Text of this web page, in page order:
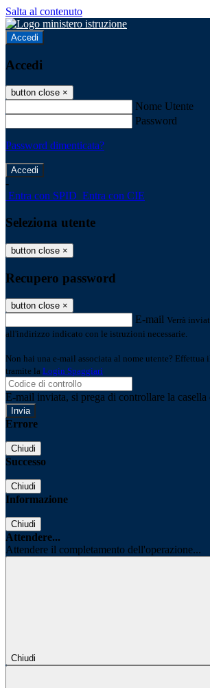
Salta al contenuto
Accedi
Accedi
button close ×
Nome Utente
Password
Password dimenticata?
-
Entra con SPID Entra con CIE
Seleziona utente
button close ×
Recupero password
button close ×
E-mail Verrà
all'indirizzo indicato con le istruzioni necessarie.
Non hai una e-mail associata al nome utente? Effettua
tramite la Login Spaggiari
E-mail inviata, si prega di controllare la casella
Errore
Chiudi
Successo
Chiudi
Informazione
Chiudi
Attendere...
Attendere il completamento dell'operazione...
Chiudi